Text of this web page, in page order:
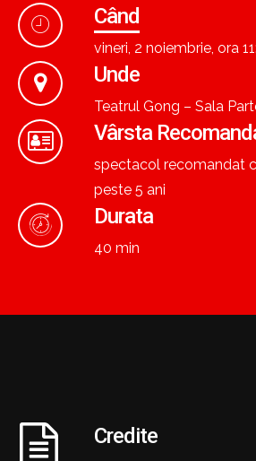
Când
vineri, 2 noiembrie, ora
Unde
Teatrul Gong – Sala
Vârsta
spectacol recomandat
peste 5 ani
Durata
40 min
Credite